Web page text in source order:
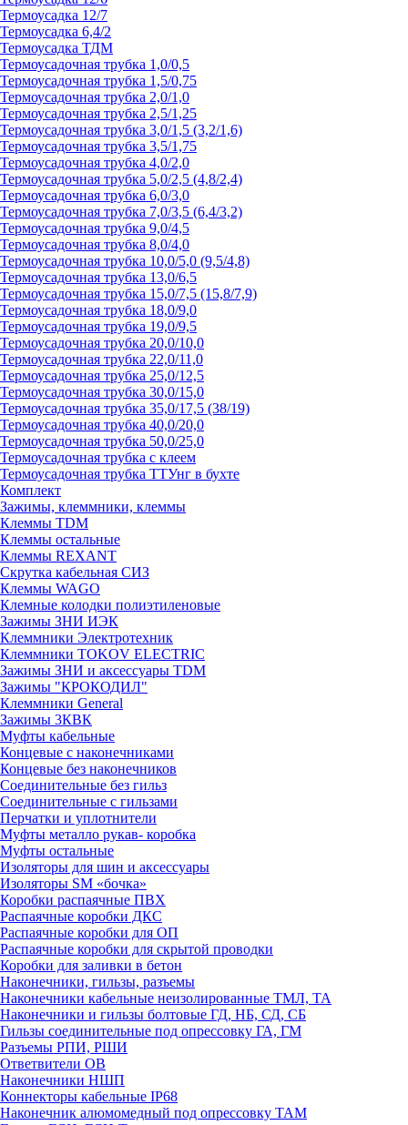
Термоусадка 12/7
Термоусадка 6,4/2
Термоусадка ТДМ
Термоусадочная трубка 1,0/0,5
Термоусадочная трубка 1,5/0,75
Термоусадочная трубка 2,0/1,0
Термоусадочная трубка 2,5/1,25
Термоусадочная трубка 3,0/1,5 (3,2/1,6)
Термоусадочная трубка 3,5/1,75
Термоусадочная трубка 4,0/2,0
Термоусадочная трубка 5,0/2,5 (4,8/2,4)
Термоусадочная трубка 6,0/3,0
Термоусадочная трубка 7,0/3,5 (6,4/3,2)
Термоусадочная трубка 9,0/4,5
Термоусадочная трубка 8,0/4,0
Термоусадочная трубка 10,0/5,0 (9,5/4,8)
Термоусадочная трубка 13,0/6,5
Термоусадочная трубка 15,0/7,5 (15,8/7,9)
Термоусадочная трубка 18,0/9,0
Термоусадочная трубка 19,0/9,5
Термоусадочная трубка 20,0/10,0
Термоусадочная трубка 22,0/11,0
Термоусадочная трубка 25,0/12,5
Термоусадочная трубка 30,0/15,0
Термоусадочная трубка 35,0/17,5 (38/19)
Термоусадочная трубка 40,0/20,0
Термоусадочная трубка 50,0/25,0
Термоусадочная трубка с клеем
Термоусадочная трубка ТТУнг в бухте
Комплект
Зажимы, клеммники, клеммы
Клеммы TDM
Клеммы остальные
Клеммы REXANT
Скрутка кабельная СИЗ
Клеммы WAGO
Клемные колодки полиэтиленовые
Зажимы ЗНИ ИЭК
Клеммники Электротехник
Клеммники TOKOV ELECTRIC
Зажимы ЗНИ и аксессуары TDM
Зажимы "КРОКОДИЛ"
Клеммники General
Зажимы 3КВК
Муфты кабельные
Концевые с наконечниками
Концевые без наконечников
Соединительные без гильз
Соединительные с гильзами
Перчатки и уплотнители
Муфты металло рукав- коробка
Муфты остальные
Изоляторы для шин и аксессуары
Изоляторы SM «бочка»
Коробки распаячные ПВХ
Распаячные коробки ДКС
Распаячные коробки для ОП
Распаячные коробки для скрытой проводки
Коробки для заливки в бетон
Наконечники, гильзы, разъемы
Наконечники кабельные неизолированные ТМЛ, ТА
Наконечники и гильзы болтовые ГД, НБ, СД, СБ
Гильзы соединительные под опрессовку ГА, ГМ
Разъемы РПИ, РШИ
Ответвители ОВ
Наконечники НШП
Коннекторы кабельные IP68
Наконечник алюмомедный под опрессовку ТАМ